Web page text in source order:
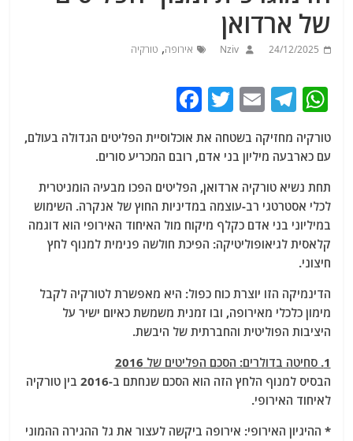
של ארדואן
24/12/2025
Nziv אירופה, טורקיה
W
at
s
A
p
p
T
e
g
ra
m
E
ai
l
T
itt
er
a
c
e
b
o
o
טורקיה מחזיקה בשטחה את אוכלוסיית הפליטים הגדולה בעולם,
עם כארבעה מיליון בני אדם, רובם המכריע סורים.
תחת נשיא טורקיה ארדואן, הפליטים הפכו מבעיה הומניטרית
לכלי אסטרטגי רב-עוצמה במדיניות החוץ של אנקרה. השימוש
במיליוני בני אדם כקלף מיקוח מול האיחוד האירופי הוא דוגמה
קלאסית לגיאופוליטיקה: הפיכת חולשה פנימית למנוף לחץ
חיצוני.
הדינמיקה הזו יוצרת כוח כפול: היא מאפשרת לטורקיה לקבל
מימון כלכלי מאירופה, ובו זמנית משמשת כאיום ישיר על
היציבות הפוליטית והחברתית של היבשת.
1. סחיטה בדולרים: הסכם הפליטים של 2016
הבסיס למנוף הלחץ הזה הוא הסכם שנחתם ב-2016 בין טורקיה
לאיחוד האירופי.
* ההיגיון האירופי: אירופה ביקשה לעצור את גל ההגירה ההמוני